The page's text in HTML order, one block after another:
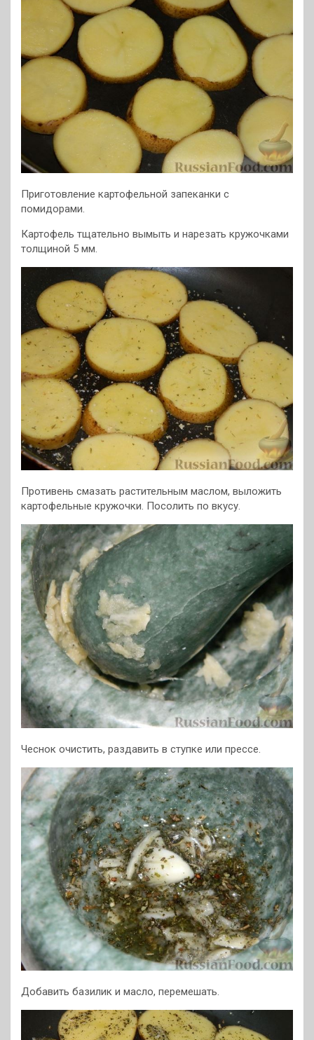
Приготовление картофельной запеканки с
помидорами.
Картофель тщательно вымыть и нарезать кружочками
толщиной 5 мм.
Противень смазать растительным маслом, выложить
картофельные кружочки. Посолить по вкусу.
Чеснок очистить, раздавить в ступке или прессе.
Добавить базилик и масло, перемешать.